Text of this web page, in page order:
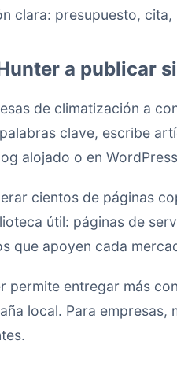
clara: presupuesto,
a publicar
de climatización a
clave, escribe
alojado o en
cientos de páginas
útil: páginas de
que apoyen cada
permite entregar más
local. Para empresas,